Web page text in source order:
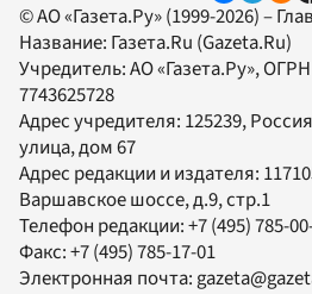
© АО «Газета.Ру» (1999-2026) –
Название: Газета.Ru (Gazeta.Ru)
Учредитель:АО «Газета.Ру»,
7743625728
Адрес учредителя: 125239,
улица, дом 67
Адрес редакции и издателя:
Варшавское шоссе, д.9, стр.1
Телефон редакции:+7 (495) 785-
Факс:+7 (495) 785-17-01
Электронная почта: